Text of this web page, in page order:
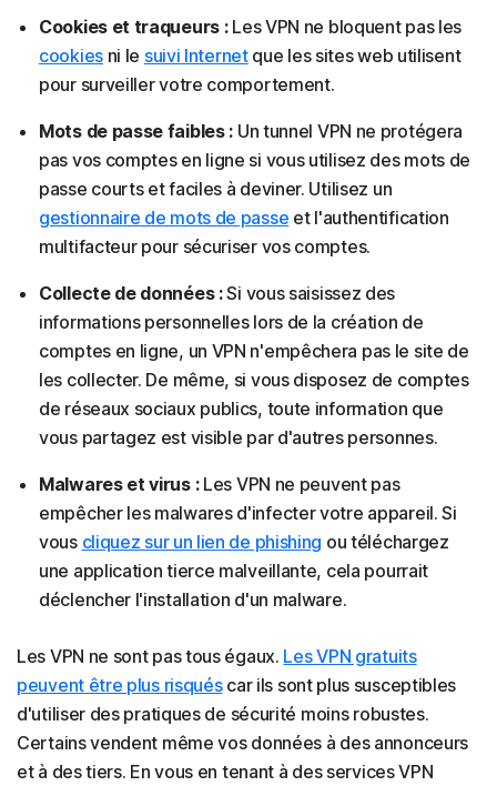
Cookies et traqueurs :Les VPN ne bloquent pas les
cookiesni le suivi Internetque les sites web utilisent
pour surveiller votre comportement.
Mots de passe faibles : Un tunnel VPN ne protégera
pas vos comptes en ligne si vous utilisez des mots de
passe courts et faciles à deviner. Utilisez un
gestionnaire de mots de passe et l'authentification
multifacteur pour sécuriser vos comptes.
Collecte de données :Si vous saisissez des
informations personnelles lors de la création de
comptes en ligne, un VPN n'empêchera pas le site de
les collecter. De même, si vous disposez de comptes
de réseaux sociaux publics, toute information que
vous partagez est visible par d'autres personnes.
Malwares et virus :Les VPN ne peuvent pas
empêcher les malwares d'infecter votre appareil. Si
vous cliquez sur un lien de phishing ou téléchargez
une application tierce malveillante, cela pourrait
déclencher l'installation d'un malware.
Les VPN ne sont pas tous égaux. Les VPN gratuits
peuvent être plus risquéscar ils sont plus susceptibles
d'utiliser des pratiques de sécurité moins robustes.
Certains vendent même vos données à des annonceurs
et à des tiers. En vous en tenant à des services VPN